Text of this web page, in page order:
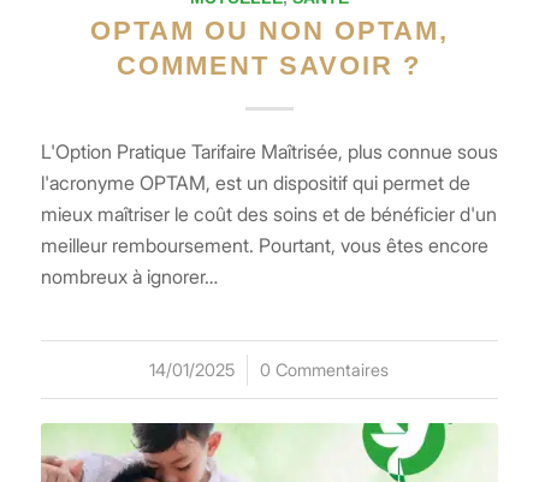
OPTAM OU NON OPTAM,
COMMENT SAVOIR ?
L'Option Pratique Tarifaire Maîtrisée, plus connue sous
l'acronyme OPTAM, est un dispositif qui permet de
mieux maîtriser le coût des soins et de bénéficier d'un
meilleur remboursement. Pourtant, vous êtes encore
nombreux à ignorer…
14/01/2025
/ 0 Commentaires